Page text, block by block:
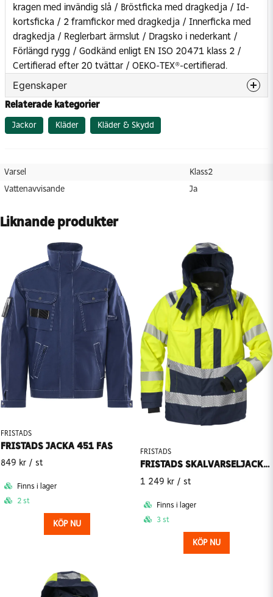
kragen med invändig slå / Bröstficka med dragkedja / Id-
kortsficka / 2 framfickor med dragkedja / Innerficka med
dragkedja / Reglerbart ärmslut / Dragsko i nederkant /
Förlängd rygg / Godkänd enligt EN ISO 20471 klass 2 /
Certifierad efter 20 tvättar / OEKO-TEX®-certifierad.
Egenskaper
Varsel
Vattenavvisande
Relaterade kategorier
Jackor Kläder Kläder & Skydd
Varsel
Klass2
Vattenavvisande
Ja
Liknande produkter
FRISTADS
FRISTADS JACKA 451 FAS
849 kr / st
Finns i lager
2 st
KÖP NU
FRISTADS
FRISTADS SKALVARSELJACKA KLASS 3 4515 GTT
1 249 kr / st
Finns i lager
3 st
KÖP NU